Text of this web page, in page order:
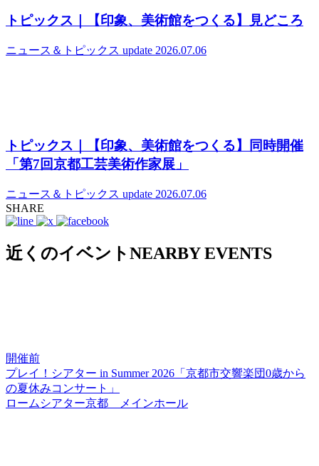
トピックス｜【印象、美術館をつくる】見どころ
ニュース＆トピックス update 2026.07.06
トピックス｜【印象、美術館をつくる】同時開催
「第7回京都工芸美術作家展」
ニュース＆トピックス update 2026.07.06
SHARE
近くのイベントNEARBY EVENTS
開催前
プレイ！シアター in Summer 2026「京都市交響楽団0歳から
の夏休みコンサート」
ロームシアター京都 メインホール